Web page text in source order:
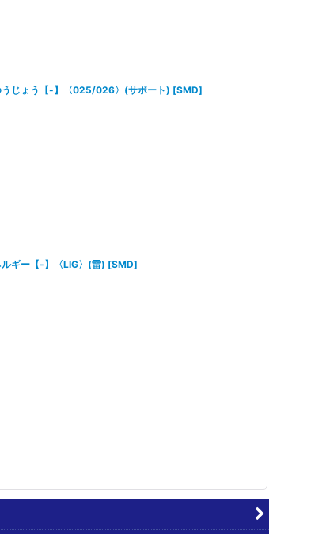
うじょう【-】〈025/026〉(サポート) [SMD]
ギー【-】〈LIG〉(雷) [SMD]